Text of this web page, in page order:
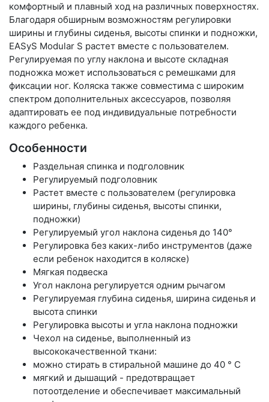
комфортный и плавный ход на различных поверхностях.
Благодаря обширным возможностям регулировки
ширины и глубины сиденья, высоты спинки и подножки,
EASyS Modular S растет вместе с пользователем.
Регулируемая по углу наклона и высоте складная
подножка может использоваться с ремешками для
фиксации ног. Коляска также совместима с широким
спектром дополнительных аксессуаров, позволяя
адаптировать ее под индивидуальные потребности
каждого ребенка.
Особенности
Раздельная спинка и подголовник
Регулируемый подголовник
Растет вместе с пользователем (регулировка
ширины, глубины сиденья, высоты спинки,
подножки)
Регулируемый угол наклона сиденья до 140°
Регулировка без каких-либо инструментов (даже
если ребенок находится в коляске)
Мягкая подвеска
Угол наклона регулируется одним рычагом
Регулируемая глубина сиденья, ширина сиденья и
высота спинки
Регулировка высоты и угла наклона подножки
Чехол на сиденье, выполненный из
высококачественной ткани:
можно стирать в стиральной машине до 40 ° C
мягкий и дышащий - предотвращает
потоотделение и обеспечивает максимальный